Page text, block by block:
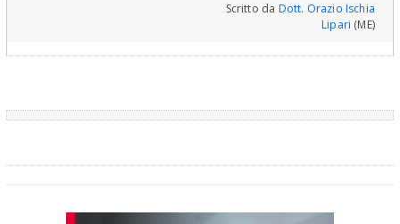
Scritto da Dott. Orazio Ischia
Lipari (ME)